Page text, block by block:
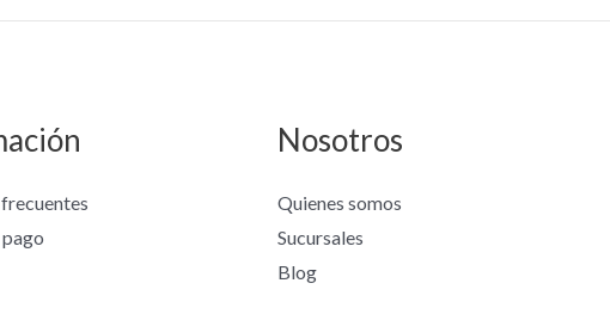
Nosotros
Quienes somos
Sucursales
Blog